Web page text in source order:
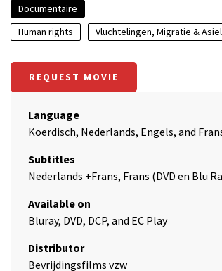
Documentaire
Human rights
Vluchtelingen, Migratie & Asiel
REQUEST MOVIE
Language
Koerdisch, Nederlands, Engels, and
Subtitles
Nederlands +Frans, Frans (DVD en Blu
Available on
Bluray, DVD, DCP, and EC Play
Distributor
Bevrijdingsfilms vzw